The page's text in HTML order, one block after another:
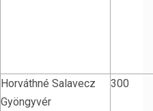
Horváthné Salavecz
Gyöngyvér
300